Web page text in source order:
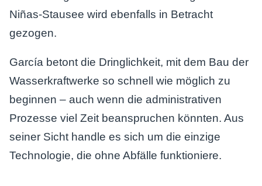
Niñas-Stausee wird ebenfalls in Betracht
gezogen.
García betont die Dringlichkeit, mit dem Bau der
Wasserkraftwerke so schnell wie möglich zu
beginnen – auch wenn die administrativen
Prozesse viel Zeit beanspruchen könnten. Aus
seiner Sicht handle es sich um die einzige
Technologie, die ohne Abfälle funktioniere.